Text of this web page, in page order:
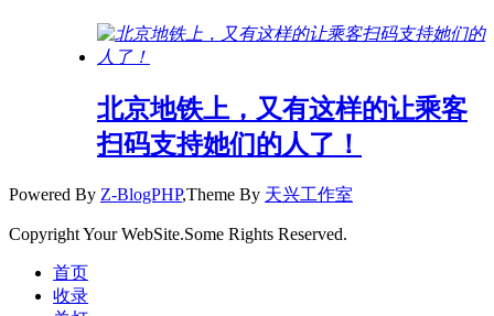
北京地铁上，又有这样的让乘客
扫码支持她们的人了！
Powered By Z-BlogPHP,Theme By 天兴工作室
Copyright Your WebSite.Some Rights Reserved.
首页
收录